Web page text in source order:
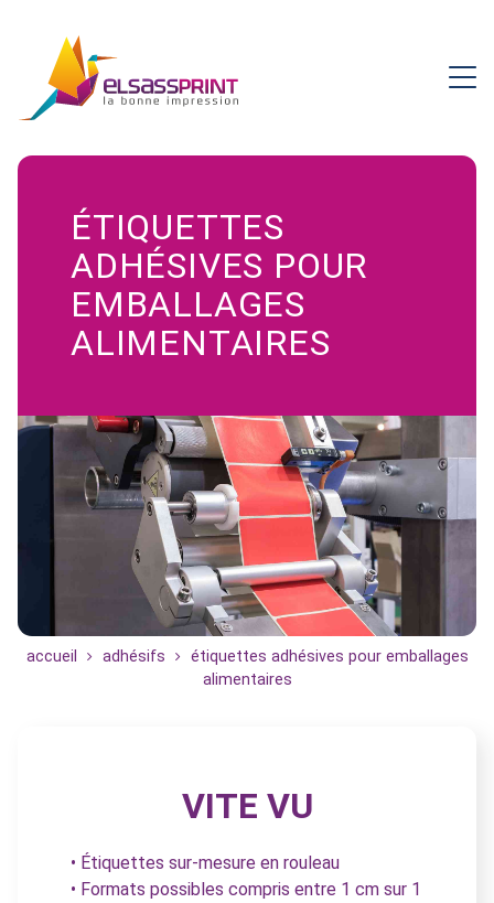
ÉTIQUETTES
ADHÉSIVES POUR
EMBALLAGES
ALIMENTAIRES
accueil adhésifs
étiquettes adhésives pour emballages
alimentaires
VITE VU
• Étiquettes sur-mesure en rouleau
• Formats possibles compris entre 1 cm sur 1